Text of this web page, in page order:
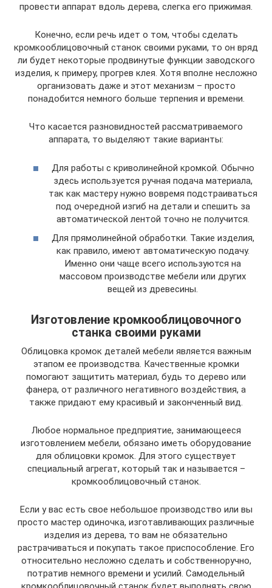
провести аппарат вдоль дерева, слегка его прижимая.
Конечно, если речь идет о том, чтобы сделать
кромкооблицовочный станок своими руками, то он вряд
ли будет некоторые продвинутые функции заводского
изделия, к примеру, прогрев клея. Хотя вполне несложно
организовать даже и этот механизм – просто
понадобится немного больше терпения и времени.
Что касается разновидностей рассматриваемого
аппарата, то выделяют такие варианты:
Для работы с криволинейной кромкой. Обычно
здесь используется ручная подача материала,
так как мастеру нужно вовремя подстраиваться
под очередной изгиб на детали и спешить за
автоматической лентой точно не получится.
Для прямолинейной обработки. Такие изделия,
как правило, имеют автоматическую подачу.
Именно они чаще всего используются на
массовом производстве мебели или других
вещей из древесины.
Изготовление кромкооблицовочного
станка своими руками
Облицовка кромок деталей мебели является важным
этапом ее производства. Качественные кромки
помогают защитить материал, будь то дерево или
фанера, от различного негативного воздействия, а
также придают ему красивый и законченный вид.
Любое нормальное предприятие, занимающееся
изготовлением мебели, обязано иметь оборудование
для облицовки кромок. Для этого существует
специальный агрегат, который так и называется –
кромкооблицовочный станок.
Если у вас есть свое небольшое производство или вы
просто мастер одиночка, изготавливающих различные
изделия из дерева, то вам не обязательно
растрачиваться и покупать такое приспособление. Его
относительно несложно сделать и собственноручно,
потратив немного времени и усилий. Самодельный